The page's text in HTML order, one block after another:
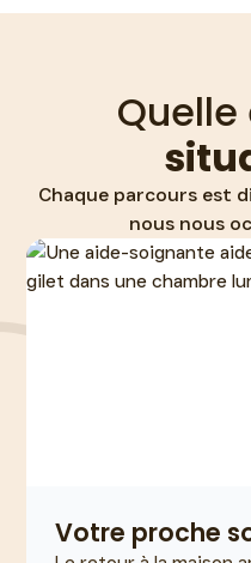
Quelle
Chaque parcours est
nous nous
Votre proche